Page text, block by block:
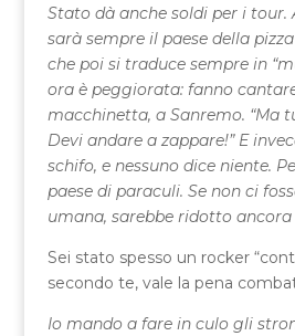
Stato dà anche soldi per i tour.
sarà sempre il paese della
che poi si traduce sempre in
ora è peggiorata: fanno
macchinetta, a Sanremo. “Ma
Devi andare a zappare!” E
schifo, e nessuno dice niente.
paese di paraculi. Se non ci
umana, sarebbe ridotto ancora
Sei stato spesso un rocker
secondo te, vale la pena
Io mando a fare in culo gli